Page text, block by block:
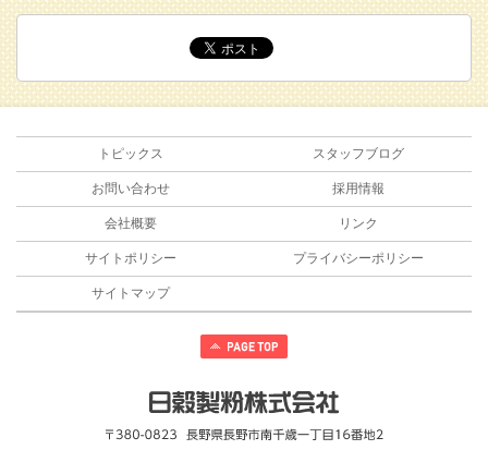
トピックス スタッフブログ
お問い合わせ 採用情報
会社概要 リンク
サイトポリシー プライバシーポリシー
サイトマップ